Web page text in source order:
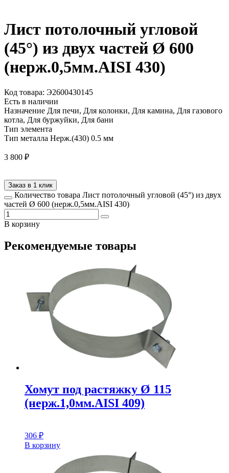
Лист потолочный угловой
(45°) из двух частей Ø 600
(нерж.0,5мм.AISI 430)
Код товара: Э2600430145
Есть в наличии
Назначение Для печи, Для колонки, Для камина, Для газового
котла, Для буржуйки, Для бани
Тип элемента
Тип металла Нерж.(430) 0.5 мм
3 800 ₽
Заказ в 1 клик
Количество товара Лист потолочный угловой (45°) из двух
частей Ø 600 (нерж.0,5мм.AISI 430)
В корзину
Рекомендуемые товары
Хомут под растяжку Ø 115
(нерж.1,0мм.AISI 409)
306 ₽
В корзину